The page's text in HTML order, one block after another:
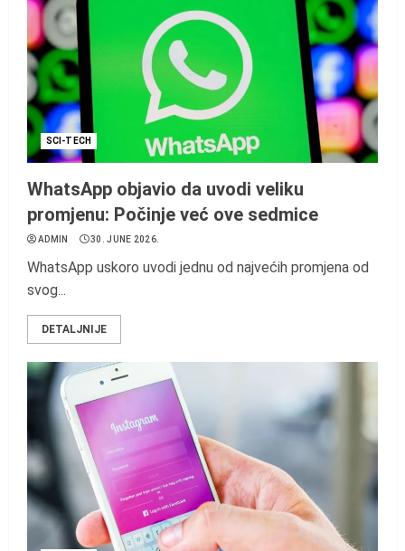
SCI-TECH
WhatsApp objavio da uvodi veliku
promjenu: Počinje već ove sedmice
ADMIN 30. JUNE 2026.
WhatsApp uskoro uvodi jednu od najvećih promjena od
svog...
DETALJNIJE